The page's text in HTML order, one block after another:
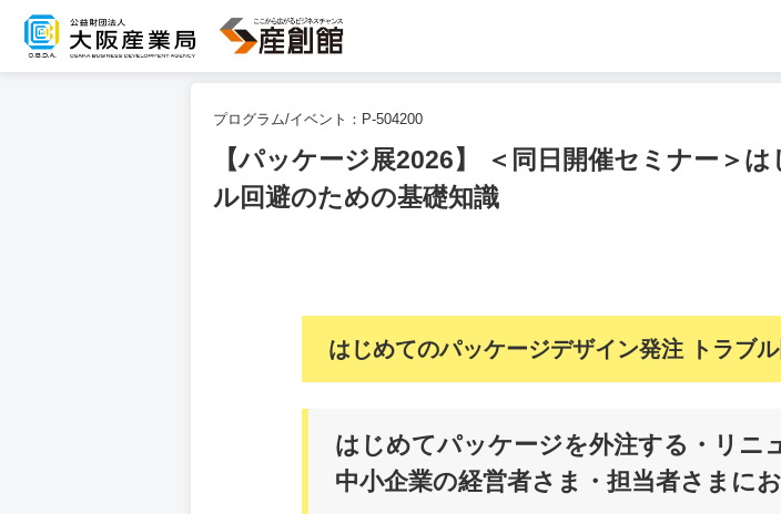
プログラム/イベント： P-504200
【パッケージ展2026】 ＜同日開催セミナー＞
ル回避のための基礎知識
はじめてのパッケージデザイン発注 トラブ
はじめてパッケージを外注する・リニ
中小企業の経営者さま・担当者さまに